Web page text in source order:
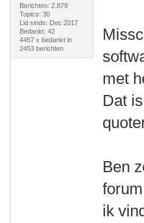
Berichten: 2.879
Topics: 30
Lid sinds: Dec 2017
Bedankt: 42
4457 x bedankt in
2453 berichten
met
Dat
Ben
ik